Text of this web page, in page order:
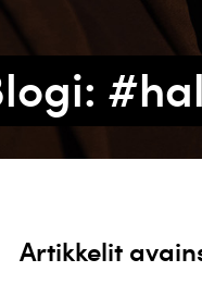
Artikkelit